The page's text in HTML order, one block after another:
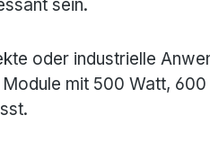
sein.
oder industrielle
mit 500 Watt,